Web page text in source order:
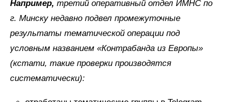
Например, третий оперативный отдел ИМНС по
г. Минску недавно подвел промежуточные
результаты тематической операции под
условным названием «Контрабанда из Европы»
(кстати, такие проверки производятся
систематически):